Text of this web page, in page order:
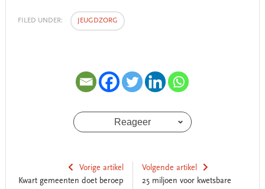
FILED UNDER: JEUGDZORG
Reageer
Vorige artikel
Kwart gemeenten doet beroep
Volgende artikel
25 miljoen voor kwetsbare